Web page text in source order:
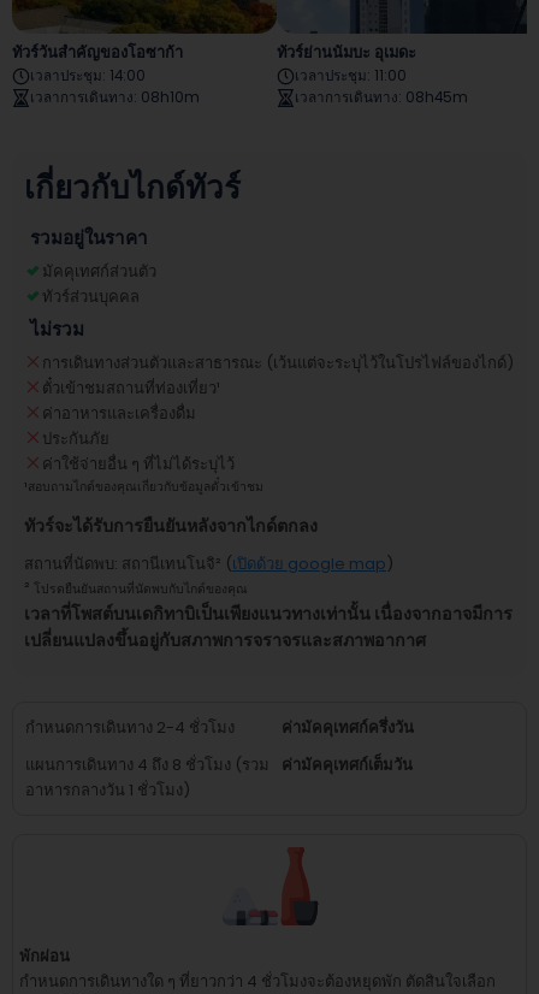
ทัวร์วันสำคัญของโอซาก้า
เวลาประชุม: 14:00
เวลาการเดินทาง: 08h10m
ทัวร์ย่านนัมบะ อุเมดะ
เวลาประชุม: 11:00
เวลาการเดินทาง: 08h45m
เกี่ยวกับไกด์ทัวร์
รวมอยู่ในราคา
มัคคุเทศก์ส่วนตัว
ทัวร์ส่วนบุคคล
ไม่รวม
การเดินทางส่วนตัวและสาธารณะ (เว้นแต่จะระบุไว้ในโปรไฟล์ของไกด์)
ตั๋วเข้าชมสถานที่ท่องเที่ยว¹
ค่าอาหารและเครื่องดื่ม
ประกันภัย
ค่าใช้จ่ายอื่น ๆ ที่ไม่ได้ระบุไว้
¹สอบถามไกด์ของคุณเกี่ยวกับข้อมูลตั๋วเข้าชม
ทัวร์จะได้รับการยืนยันหลังจากไกด์ตกลง
สถานที่นัดพบ: สถานีเทนโนจิ² (เปิดด้วย google map)
² โปรดยืนยันสถานที่นัดพบกับไกด์ของคุณ
เวลาที่โพสต์บนเดกิทาบิเป็นเพียงแนวทางเท่านั้น เนื่องจากอาจมีการ
เปลี่ยนแปลงขึ้นอยู่กับสภาพการจราจรและสภาพอากาศ
กำหนดการเดินทาง 2-4 ชั่วโมง
ค่ามัคคุเทศก์ครึ่งวัน
แผนการเดินทาง 4 ถึง 8 ชั่วโมง (รวม
อาหารกลางวัน 1 ชั่วโมง)
ค่ามัคคุเทศก์เต็มวัน
พักผ่อน
กำหนดการเดินทางใด ๆ ที่ยาวกว่า 4 ชั่วโมงจะต้องหยุดพัก ตัดสินใจเลือก